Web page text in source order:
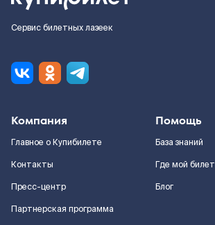
Сервис билетных лазеек
Компания
Главное о Купибилете
Контакты
Пресс-центр
Партнерская программа
Помощь
База знаний
Где мой билет
Блог